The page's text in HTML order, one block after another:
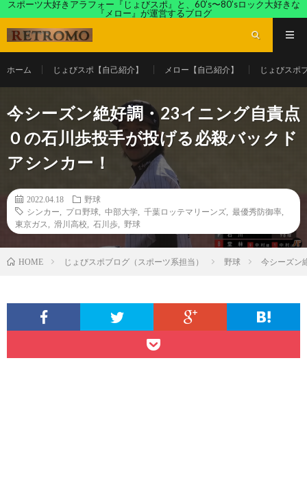
スポーツ大好きアラフォー『じょびスポ』と、60’s〜80’sロック大好きな
『メロー』が運営するブログ
ホーム じょびスポ【自己紹介】 メロー【自己紹介】 じょびスポ
今シーズン絶好調・23イニング自責点
０の石川歩投手が投げる必殺バックド
アシンカー！
2022.04.18
野球
シンカー
プロ野球 中部大学 千葉ロッテマリーンズ 最優秀防御率
東京ガス
滑川高校 石川歩 野球
HOME じょびスポブログ（スポーツ系担当） 野球 今シーズン